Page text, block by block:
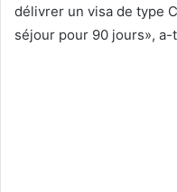
délivrer un visa de type
séjour pour 90 jours»,